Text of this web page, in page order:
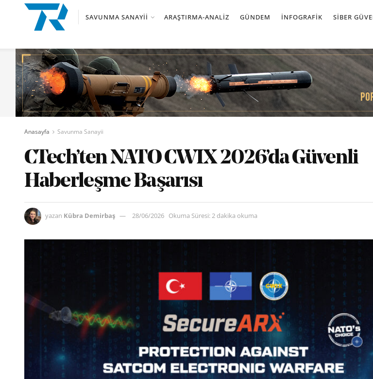
SAVUNMA SANAYII ARAŞTIRMA-ANALIZ GÜNDEM İNFOGRAFIK SIBER
Anasayfa Savunma Sanayii
CTech’ten NATO CWIX 2026’da Güvenli
Haberleşme Başarısı
yazan Kübra Demirbaş 28/06/2026 Okuma Süresi: 2 dakika okuma